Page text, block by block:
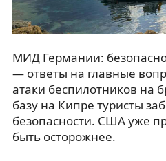
МИД Германии:
— ответы на главные
атаки беспилотников на
базу на Кипре туристы
безопасности. США уже
быть осторожнее.